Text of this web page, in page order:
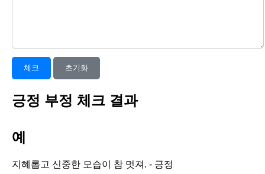
체크 초기화
긍정 부정 체크 결과
예
지혜롭고 신중한 모습이 참 멋져. - 긍정